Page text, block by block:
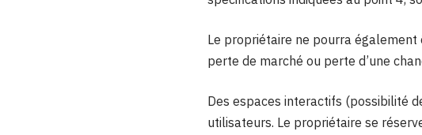
Le propriétaire ne pourra
perte de marché ou perte d’une
Des espaces interactifs (possibilité
utilisateurs. Le propriétaire se